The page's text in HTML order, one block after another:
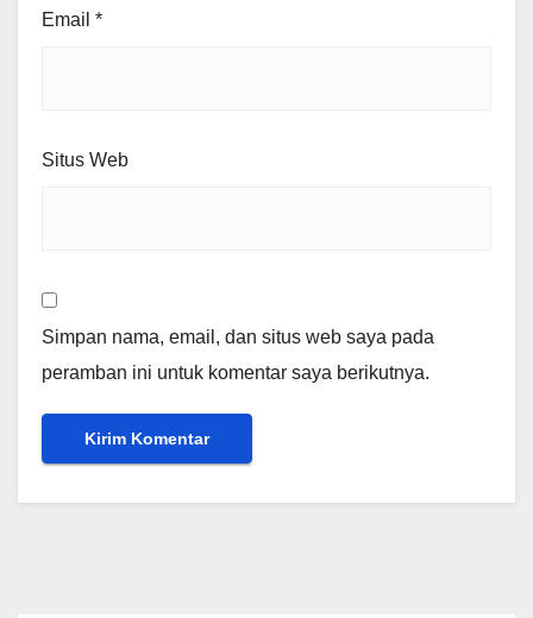
Email *
Situs Web
Simpan nama, email, dan situs web saya pada
peramban ini untuk komentar saya berikutnya.